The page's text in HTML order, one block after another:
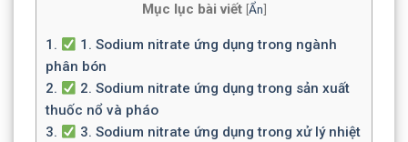
Mục lục bài viết [Ẩn]
1.
1. Sodium nitrate ứng dụng trong ngành
phân bón
2.
2. Sodium nitrate ứng dụng trong sản xuất
thuốc nổ và pháo
3.
3. Sodium nitrate ứng dụng trong xử lý nhiệt